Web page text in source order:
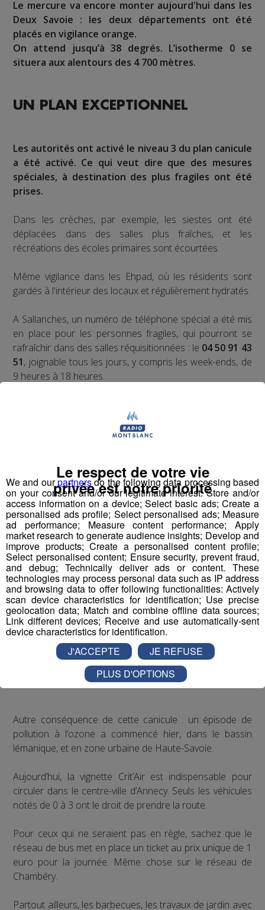
Le mercure va encore monter aujourd'hui dans les
Deux Savoie : les deux départements ont été
placés en vigilance orange.
On attend jusqu’à 38 degrés. L’isotherme 0 se
situera aux alentours des 4 700 mètres.
UN PLAN EXCEPTIONNEL
Les autorités ont activé le niveau 3 du plan canicule
a été activé. Ce qui veut dire que des mesures
spéciales, à destination des plus fragiles ont été
prises.
Dans les crèches, par exemple, les siestes ont été
déplacées dans des salles plus fraîches, et les
récréations des écoles primaires sont écourtées.
Même vigilance dans les Ehpad, où les résidents sont
gardés à l'intérieur des locaux et régulièrement hydratés.
A Sallanches, un numéro de téléphone spécial a été mis
en place pour les personnes fragiles, qui pourront se
rafraîchir dans des salles réquisitionnées : le 04 50 91 43
51, joignable tous les jours, y compris les week-ends, de
9 heures à 18 heures.
peuvent venir au Bois aux Dames, où des boissons
QUELS CONSEILS SUIVRE
Pour tout le monde, les conseils sont les mêmes :
buvez régulièrement de l’eau, fermez vos fenêtres
et volets pendant la journée, et évitez de faire du
sport.
Et si vous comptez vous baigner, attention aux chocs
thermiques qui peuvent entraîner des malaises. L’été
dernier, le nombre de noyades a augmenté de 30 % par
rapport à 2015.
LA POLLUTION EN PROFITE
Autre conséquence de cette canicule : un épisode de
pollution à l’ozone a commencé hier, dans le bassin
lémanique, et en zone urbaine de Haute-Savoie.
Aujourd’hui, la vignette Crit’Air est indispensable pour
circuler dans le centre-ville d’Annecy. Seuls les véhicules
notés de 0 à 3 ont le droit de prendre la route.
Pour ceux qui ne seraient pas en règle, sachez que le
réseau de bus met en place un ticket au prix unique de 1
euro pour la journée. Même chose sur le réseau de
Chambéry.
Partout ailleurs, les barbecues, les travaux de jardin avec
We and ourpartnersdo the following data processing based
on your consent and/or our legitimate interest: Store and/or
access information on a device; Select basic ads; Create a
personalised ads profile; Select personalised ads; Measure
ad performance; Measure content performance; Apply
market research to generate audience insights; Develop and
improve products; Create a personalised content profile;
Select personalised content; Ensure security, prevent fraud,
and debug; Technically deliver ads or content. These
technologies may process personal data such as IP address
and browsing data to offer following functionalities: Actively
scan device characteristics for identification; Use precise
geolocation data; Match and combine offline data sources;
Link different devices; Receive and use automatically-sent
device characteristics for identification.
Le respect de votre vie
privée est notre priorité
J'ACCEPTE
JE REFUSE
PLUS D'OPTIONS